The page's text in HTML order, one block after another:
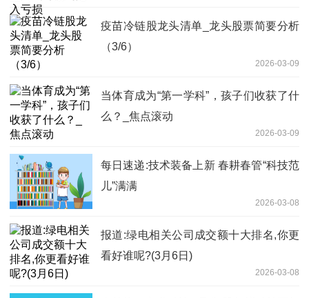
疫苗冷链股龙头清单_龙头股票简要分析
（3/6）
2026-03-09
当体育成为“第一学科”，孩子们收获了什
么？_焦点滚动
2026-03-09
每日速递:技术装备上新 春耕春管“科技范
儿”满满
2026-03-08
报道:绿电相关公司成交额十大排名,你更
看好谁呢?(3月6日)
2026-03-08